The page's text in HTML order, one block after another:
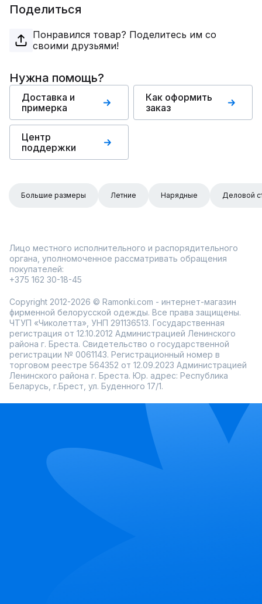
Поделиться
Понравился товар? Поделитесь им со
своими друзьями!
Нужна помощь?
Доставка и
примерка
Как оформить
заказ
Центр
поддержки
Большие размеры Летние Нарядные Деловой
Лицо местного исполнительного и распорядительного
органа, уполномоченное рассматривать обращения
покупателей:
+375 162 30-18-45
Copyright 2012-2026 © Ramonki.com - интернет-магазин
фирменной белорусской одежды. Все права защищены.
ЧТУП «Чиколетта», УНП 291136513. Государственная
регистрация от 12.10.2012 Администрацией Ленинского
района г. Бреста. Свидетельство о государственной
регистрации № 0061143. Регистрационный номер в
торговом реестре 564352 от 12.09.2023 Администрацией
Ленинского района г. Бреста. Юр. адрес: Республика
Беларусь, г.Брест, ул. Буденного 17/1.